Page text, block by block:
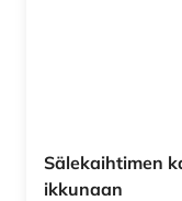
Sälekaihtimen
ikkunaan